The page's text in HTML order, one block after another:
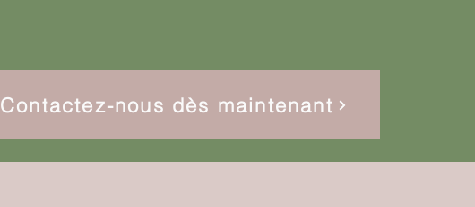
Contactez-nous dès maintenant